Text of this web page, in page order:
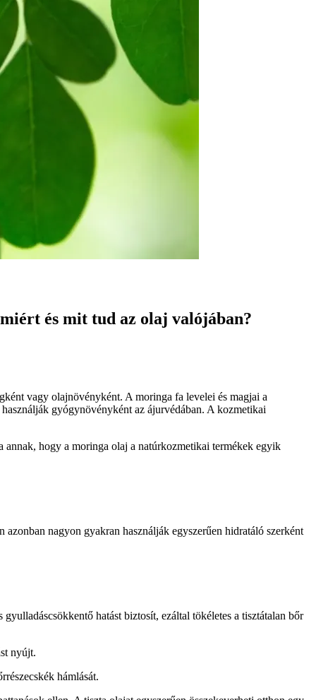
és mit tud az olaj valójában?
vagy olajnövényként. A moringa fa levelei és magjai a
gyógynövényként az ájurvédában. A kozmetikai
hogy a moringa olaj a natúrkozmetikai termékek egyik
nagyon gyakran használják egyszerűen hidratáló szerként
hatást biztosít, ezáltal tökéletes a tisztátalan bőr
nyújt.
hámlását.